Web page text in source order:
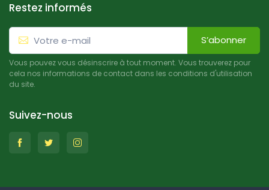
Restez informés
S’abonner
Vous pouvez vous désinscrire à tout moment. Vous trouverez pour
cela nos informations de contact dans les conditions d'utilisation
du site.
Suivez-nous